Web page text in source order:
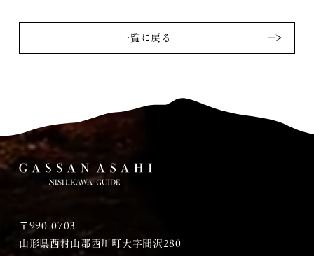
一覧に戻る
〒990-0703
山形県西村山郡西川町大字間沢280